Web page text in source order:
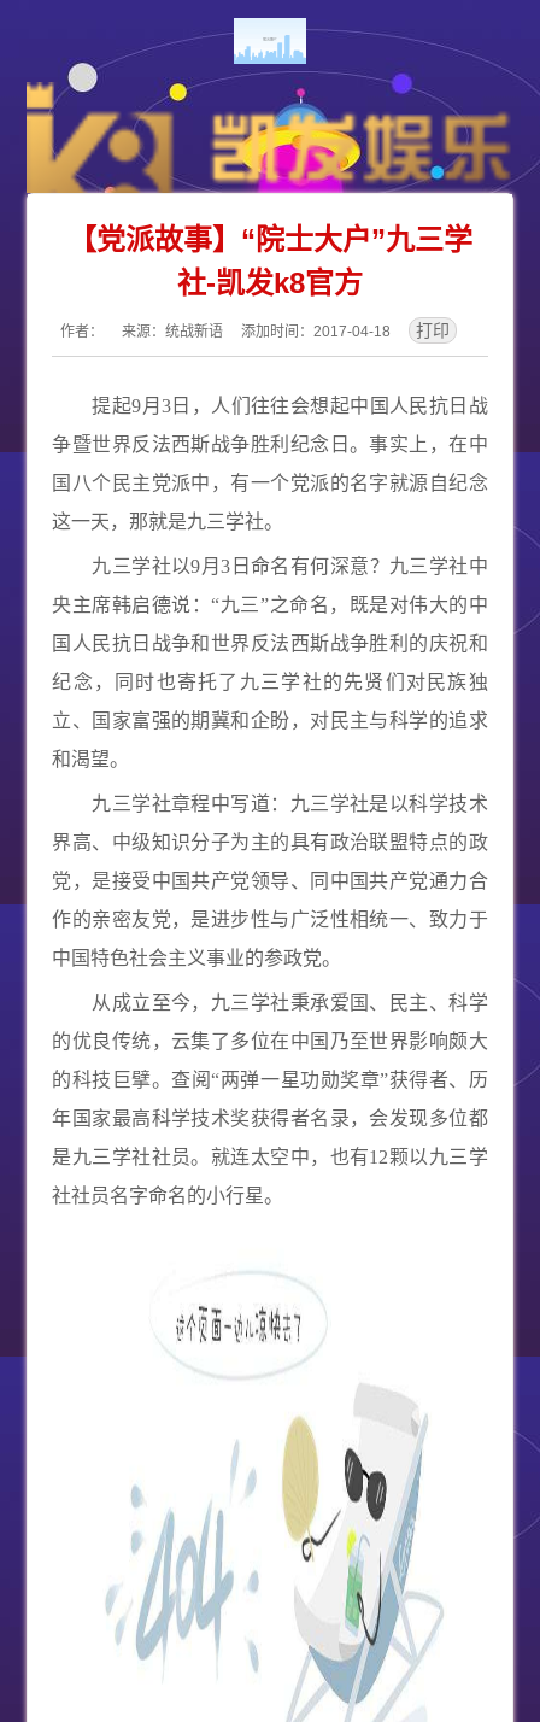
【党派故事】“院士大户”九三学
社-凯发k8官方
作者： 来源：统战新语 添加时间：2017-04-18
提起9月 3日，人们往往会想起中国人民抗日战
争暨世界反法西斯战争胜利纪念日。事实上，在中
国八个民主党派中，有一个党派的名字就源自纪念
这一天，那就是九三学社。
九三学社以9月3 日命名有何深意？九三学社中
央主席韩启德说：“九三”之命名，既是对伟大的中
国人民抗日战争和世界反法西斯战争胜利的庆祝和
纪念，同时也寄托了九三学社的先贤们对民族独
立、国家富强的期冀和企盼，对民主与科学的追求
和渴望。
九三学社章程中写道：九三学社是以科学技术
界高、中级知识分子为主的具有政治联盟特点的政
党，是接受中国共产党领导、同中国共产党通力合
作的亲密友党，是进步性与广泛性相统一、致力于
中国特色社会主义事业的参政党。
从成立至今，九三学社秉承爱国、民主、科学
的优良传统，云集了多位在中国乃至世界影响颇大
的科技巨擘。查阅“两弹一星功勋奖章”获得者、历
年国家最高科学技术奖获得者名录，会发现多位都
是九三学社社员。就连太空中，也有12颗以九三学
社社员名字命名的小行星。